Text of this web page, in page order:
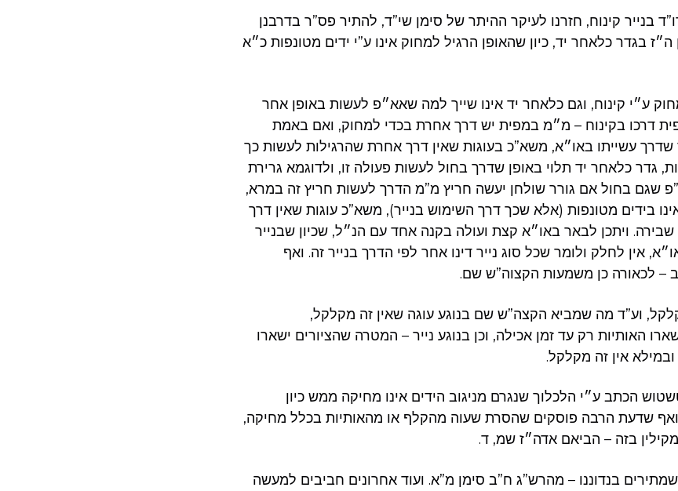
בנייר קינוח, חזרנו לעיקר ההיתר של סימן שי”ד, להתיר פס”ר בדרבנן
בגדר כלאחר יד, כיון שהאופן הרגיל למחוק אינו ע”י ידים מטונפות כ״א
ע״י קינוח, וגם כלאחר יד אינו שייך למה שאא״פ לעשות באופן אחר
דרכו בקינוח – מ״מ במפית יש דרך אחרת בכדי למחוק, ואם באמת
עשייתו באו״א, משא”כ בעוגות שאין דרך אחרת שהרגילות לעשות כך
גדר כלאחר יד תלוי באופן שדרך בחול לעשות פעולה זו, ולדוגמא גרירת
שגם בחול אם גורר שולחן יעשה חריץ מ”מ הדרך לעשות חריץ זה במרא,
בידים מטונפות (אלא שכך דרך השימוש בנייר), משא”כ עוגות שאין דרך
ויתכן לבאר באו״א קצת ועולה בקנה אחד עם הנ״ל, שכיון שבנייר
אין לחלק ולומר שכל סוג נייר דינו אחר לפי הדרך בנייר זה. ואף
– לכאורה כן משמעות הקצוה”ש שם.
וע”ד מה שמביא הקצה”ש שם בנוגע עוגה שאין זה מקלקל,
האותיות רק עד זמן אכילה, וכן בנוגע נייר – המטרה שהציורים ישארו
אין זה מקלקל.
הכתב ע״י הלכלוך שנגרם מניגוב הידים אינו מחיקה ממש כיון
שדעת הרבה פוסקים שהסרת שעוה מהקלף או מהאותיות בכלל מחיקה,
מקילין בזה – הביאם אדה״ז שמ, ד.
בנדוננו – מהרש”ג ח”ב סימן מ”א. ועוד אחרונים חביבים למעשה